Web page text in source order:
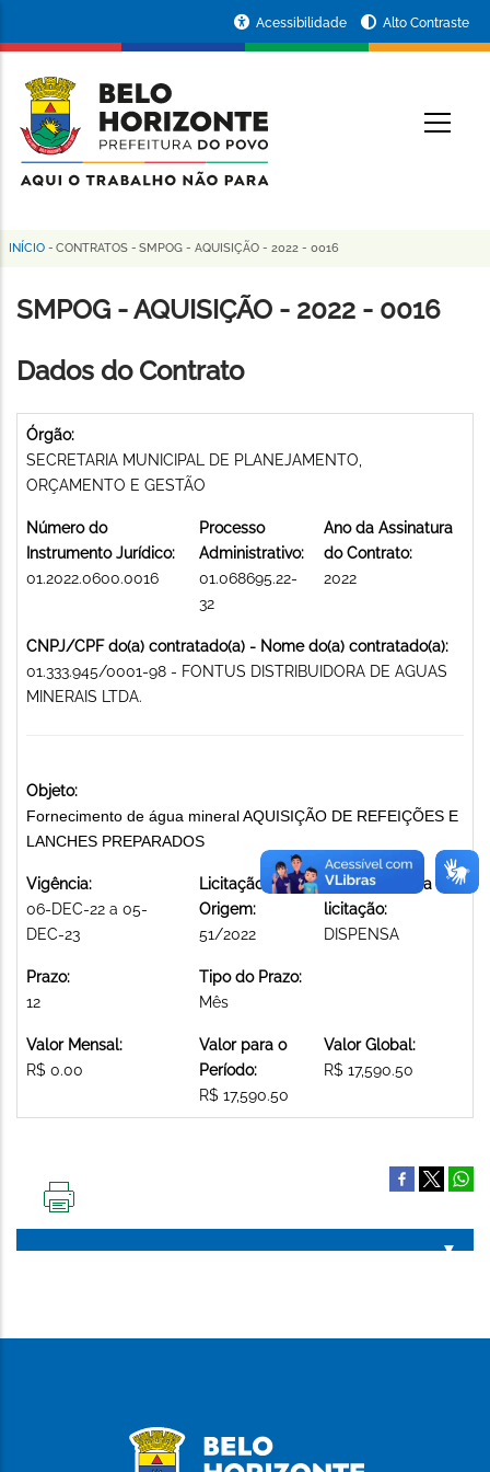
conteúdo
principal
da
Prefeitura
de
Horizonte
Acessibilidade Alto Contraste
Trilha
de
INÍCIO - CONTRATOS - SMPOG - AQUISIÇÃO - 2022 - 0016
SMPOG - AQUISIÇÃO - 2022 - 0016
Dados do Contrato
Órgão:
SECRETARIA MUNICIPAL DE PLANEJAMENTO,
ORÇAMENTO E GESTÃO
Número do
Instrumento Jurídico:
01.2022.0600.0016
Processo
Administrativo:
01.068695.22-
32
Ano da Assinatura
do Contrato:
2022
CNPJ/CPF do(a) contratado(a) - Nome do(a) contratado(a):
01.333.945/0001-98 - FONTUS DISTRIBUIDORA DE AGUAS
MINERAIS LTDA.
Objeto:
Fornecimento de água mineral AQUISIÇÃO DE REFEIÇÕES E
LANCHES PREPARADOS
Vigência:
06-DEC-22 a 05-
DEC-23
Licitação de
Origem:
51/2022
Modalidade da
licitação:
DISPENSA
Prazo:
12
Tipo do Prazo:
Mês
Valor Mensal:
R$ 0.00
Valor para o
Período:
R$ 17,590.50
Valor Global:
R$ 17,590.50
PÁGINA